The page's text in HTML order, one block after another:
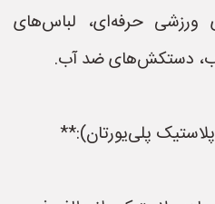
ورزشی حرفه‌ای، لباس‌های
دستکش‌های ضد آب.